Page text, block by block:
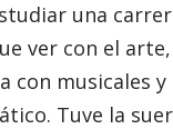
una
ver con el
con musicales y
Tuve la